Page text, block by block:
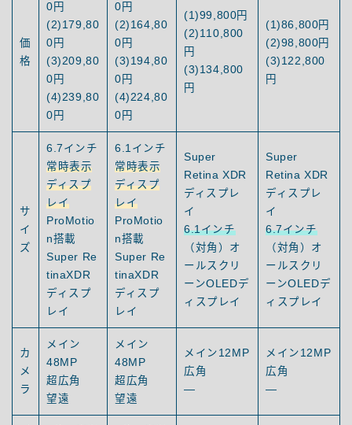
価
格
0円
(2)179,80
0円
(3)209,80
0円
(4)239,80
0円
0円
(2)164,80
0円
(3)194,80
0円
(4)224,80
0円
(1)99,800円
(2)110,800
円
(3)134,800
円
(1)86,800円
(2)98,800円
(3)122,800
円
サ
イ
ズ
6.7インチ
常時表示
ディスプ
レイ
ProMotio
n搭載
Super Re
tinaXDR
ディスプ
レイ
6.1インチ
常時表示
ディスプ
レイ
ProMotio
n搭載
Super Re
tinaXDR
ディスプ
レイ
Super
Retina XDR
ディスプレ
イ
6.1インチ
（対角）オ
ールスクリ
ーンOLEDデ
ィスプレイ
Super
Retina XDR
ディスプレ
イ
6.7インチ
（対角）オ
ールスクリ
ーンOLEDデ
ィスプレイ
カ
メ
ラ
メイン
48MP
超広角
望遠
メイン
48MP
超広角
望遠
メイン12MP
広角
—
メイン12MP
広角
—